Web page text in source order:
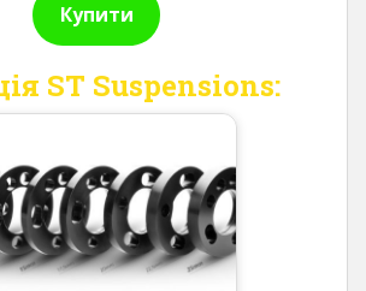
Купити
ST Suspensions: